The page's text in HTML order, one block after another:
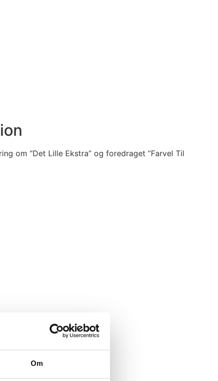
Om
om ”Det Lille Ekstra” og foredraget ”Farvel Til